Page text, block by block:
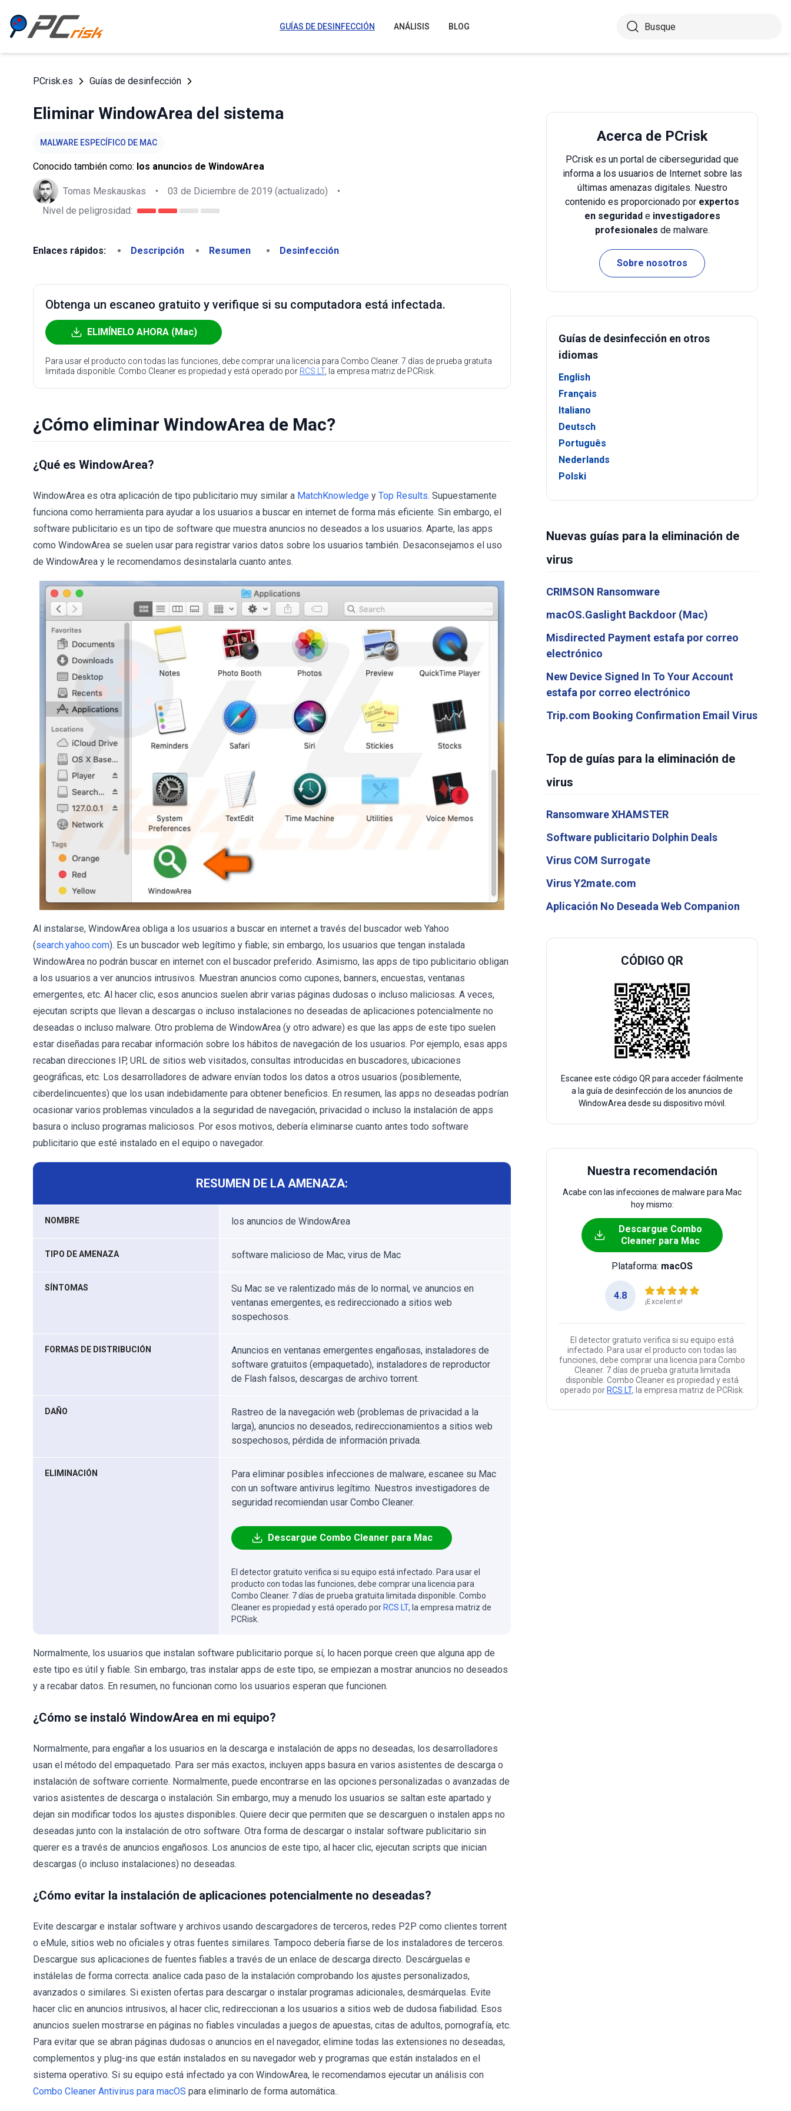
GUÍAS DE DESINFECCIÓN ANÁLISIS BLOG
PCrisk.es Guías de desinfección
Eliminar WindowArea del sistema
MALWARE ESPECÍFICO DE MAC
Conocido también como: los anuncios de WindowArea
Tomas Meskauskas • 03 de Diciembre de 2019 (actualizado)
•
Nivel de peligrosidad:
Enlaces rápidos: Descripción Resumen Desinfección
Obtenga un escaneo gratuito y verifique si su computadora está infectada.
ELIMÍNELO AHORA (Mac)
Para usar el producto con todas las funciones, debe comprar una licencia para Combo Cleaner. 7 días de prueba gratuita
limitada disponible. Combo Cleaner es propiedad y está operado por RCS LT, la empresa matriz de PCRisk.
¿Cómo eliminar WindowArea de Mac?
¿Qué es WindowArea?
WindowArea es otra aplicación de tipo publicitario muy similar a MatchKnowledge y Top Results. Supuestamente
funciona como herramienta para ayudar a los usuarios a buscar en internet de forma más eficiente. Sin embargo, el
software publicitario es un tipo de software que muestra anuncios no deseados a los usuarios. Aparte, las apps
como WindowArea se suelen usar para registrar varios datos sobre los usuarios también. Desaconsejamos el uso
de WindowArea y le recomendamos desinstalarla cuanto antes.
Al instalarse, WindowArea obliga a los usuarios a buscar en internet a través del buscador web Yahoo
(search.yahoo.com). Es un buscador web legítimo y fiable; sin embargo, los usuarios que tengan instalada
WindowArea no podrán buscar en internet con el buscador preferido. Asimismo, las apps de tipo publicitario obligan
a los usuarios a ver anuncios intrusivos. Muestran anuncios como cupones, banners, encuestas, ventanas
emergentes, etc. Al hacer clic, esos anuncios suelen abrir varias páginas dudosas o incluso maliciosas. A veces,
ejecutan scripts que llevan a descargas o incluso instalaciones no deseadas de aplicaciones potencialmente no
deseadas o incluso malware. Otro problema de WindowArea (y otro adware) es que las apps de este tipo suelen
estar diseñadas para recabar información sobre los hábitos de navegación de los usuarios. Por ejemplo, esas apps
recaban direcciones IP, URL de sitios web visitados, consultas introducidas en buscadores, ubicaciones
geográficas, etc. Los desarrolladores de adware envían todos los datos a otros usuarios (posiblemente,
ciberdelincuentes) que los usan indebidamente para obtener beneficios. En resumen, las apps no deseadas podrían
ocasionar varios problemas vinculados a la seguridad de navegación, privacidad o incluso la instalación de apps
basura o incluso programas maliciosos. Por esos motivos, debería eliminarse cuanto antes todo software
publicitario que esté instalado en el equipo o navegador.
RESUMEN DE LA AMENAZA:
NOMBRE los anuncios de WindowArea
TIPO DE AMENAZA software malicioso de Mac, virus de Mac
SÍNTOMAS
Su Mac se ve ralentizado más de lo normal, ve anuncios en
ventanas emergentes, es redireccionado a sitios web
sospechosos.
FORMAS DE DISTRIBUCIÓN
Anuncios en ventanas emergentes engañosas, instaladores de
software gratuitos (empaquetado), instaladores de reproductor
de Flash falsos, descargas de archivo torrent.
DAÑO
Rastreo de la navegación web (problemas de privacidad a la
larga), anuncios no deseados, redireccionamientos a sitios web
sospechosos, pérdida de información privada.
ELIMINACIÓN
Para eliminar posibles infecciones de malware, escanee su Mac
con un software antivirus legítimo. Nuestros investigadores de
seguridad recomiendan usar Combo Cleaner.
Descargue Combo Cleaner para Mac
El detector gratuito verifica si su equipo está infectado. Para usar el
producto con todas las funciones, debe comprar una licencia para
Combo Cleaner. 7 días de prueba gratuita limitada disponible. Combo
Cleaner es propiedad y está operado por RCS LT, la empresa matriz de
PCRisk.
Normalmente, los usuarios que instalan software publicitario porque sí, lo hacen porque creen que alguna app de
este tipo es útil y fiable. Sin embargo, tras instalar apps de este tipo, se empiezan a mostrar anuncios no deseados
y a recabar datos. En resumen, no funcionan como los usuarios esperan que funcionen.
¿Cómo se instaló WindowArea en mi equipo?
Normalmente, para engañar a los usuarios en la descarga e instalación de apps no deseadas, los desarrolladores
usan el método del empaquetado. Para ser más exactos, incluyen apps basura en varios asistentes de descarga o
instalación de software corriente. Normalmente, puede encontrarse en las opciones personalizadas o avanzadas de
varios asistentes de descarga o instalación. Sin embargo, muy a menudo los usuarios se saltan este apartado y
dejan sin modificar todos los ajustes disponibles. Quiere decir que permiten que se descarguen o instalen apps no
deseadas junto con la instalación de otro software. Otra forma de descargar o instalar software publicitario sin
querer es a través de anuncios engañosos. Los anuncios de este tipo, al hacer clic, ejecutan scripts que inician
descargas (o incluso instalaciones) no deseadas.
¿Cómo evitar la instalación de aplicaciones potencialmente no deseadas?
Evite descargar e instalar software y archivos usando descargadores de terceros, redes P2P como clientes torrent
o eMule, sitios web no oficiales y otras fuentes similares. Tampoco debería fiarse de los instaladores de terceros.
Descargue sus aplicaciones de fuentes fiables a través de un enlace de descarga directo. Descárguelas e
instálelas de forma correcta: analice cada paso de la instalación comprobando los ajustes personalizados,
avanzados o similares. Si existen ofertas para descargar o instalar programas adicionales, desmárquelas. Evite
hacer clic en anuncios intrusivos, al hacer clic, redireccionan a los usuarios a sitios web de dudosa fiabilidad. Esos
anuncios suelen mostrarse en páginas no fiables vinculadas a juegos de apuestas, citas de adultos, pornografía, etc.
Para evitar que se abran páginas dudosas o anuncios en el navegador, elimine todas las extensiones no deseadas,
complementos y plug-ins que están instalados en su navegador web y programas que están instalados en el
sistema operativo. Si su equipo está infectado ya con WindowArea, le recomendamos ejecutar un análisis con
Combo Cleaner Antivirus para macOS para eliminarlo de forma automática..
Acerca de PCrisk
PCrisk es un portal de ciberseguridad que
informa a los usuarios de Internet sobre las
últimas amenazas digitales. Nuestro
contenido es proporcionado por expertos
en seguridade investigadores
profesionales de malware.
Sobre nosotros
Guías de desinfección en otros
idiomas
English
Français
Italiano
Deutsch
Português
Nederlands
Polski
Nuevas guías para la eliminación de
virus
CRIMSON Ransomware
macOS.Gaslight Backdoor (Mac)
Misdirected Payment estafa por correo
electrónico
New Device Signed In To Your Account
estafa por correo electrónico
Trip.com Booking Confirmation Email Virus
Top de guías para la eliminación de
virus
Ransomware XHAMSTER
Software publicitario Dolphin Deals
Virus COM Surrogate
Virus Y2mate.com
Aplicación No Deseada Web Companion
CÓDIGO QR
Escanee este código QR para acceder fácilmente
a la guía de desinfección de los anuncios de
WindowArea desde su dispositivo móvil.
Nuestra recomendación
Acabe con las infecciones de malware para Mac
hoy mismo:
Descargue Combo
Cleaner para Mac
Plataforma: macOS
4.8
¡Excelente!
El detector gratuito verifica si su equipo está
infectado. Para usar el producto con todas las
funciones, debe comprar una licencia para Combo
Cleaner. 7 días de prueba gratuita limitada
disponible. Combo Cleaner es propiedad y está
operado por RCS LT, la empresa matriz de PCRisk.